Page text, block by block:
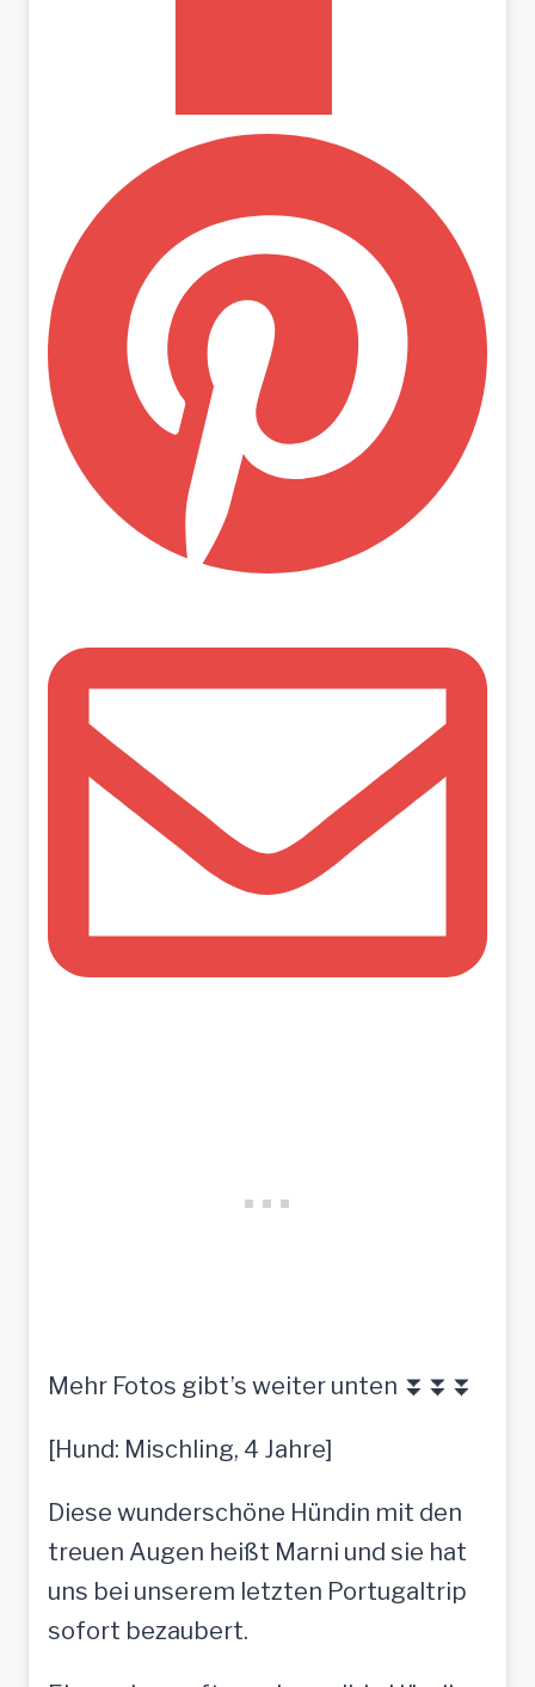
Mehr Fotos gibt’s weiter unten ⏬⏬⏬
[Hund: Mischling, 4 Jahre]
Diese wunderschöne Hündin mit den
treuen Augen heißt Marni und sie hat
uns bei unserem letzten Portugaltrip
sofort bezaubert.